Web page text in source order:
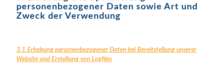
personenbezogener Daten sowie Art und
Zweck der Verwendung
3.1 Erhebung personenbezogener Daten bei Bereitstellung unserer
Website und Erstellung von Logfiles